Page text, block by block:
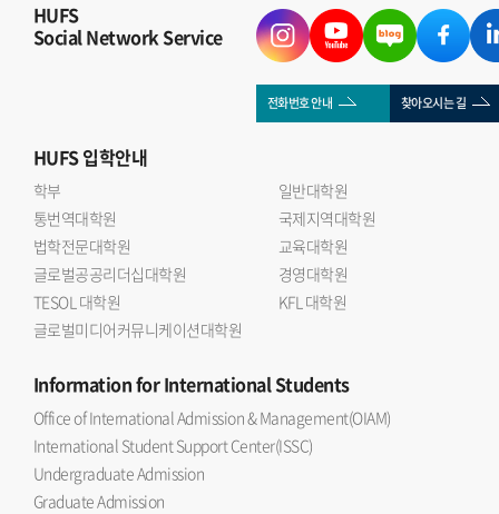
HUFS
Social Network Service
전화번호 안내 찾아오시는 길
HUFS입학안내
학부
일반대학원
통번역대학원
국제지역대학원
법학전문대학원
교육대학원
글로벌공공리더십대학원
경영대학원
TESOL 대학원
KFL 대학원
글로벌미디어커뮤니케이션대학원
Informationfor International Students
Office of International Admission & Management(OIAM)
International Student Support Center(ISSC)
Undergraduate Admission
Graduate Admission